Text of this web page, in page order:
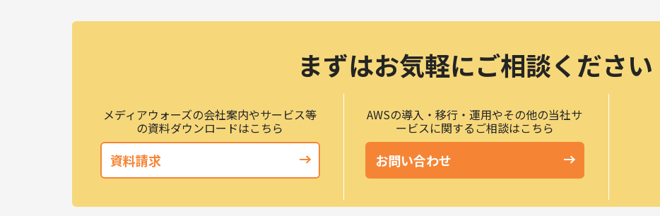
まずはお気軽にご相談ください
メディアウォーズの会社案内やサービス等
の資料ダウンロードはこちら
資料請求
AWSの導入・移行・運用やその他の当社サ
ービスに関するご相談はこちら
お問い合わせ